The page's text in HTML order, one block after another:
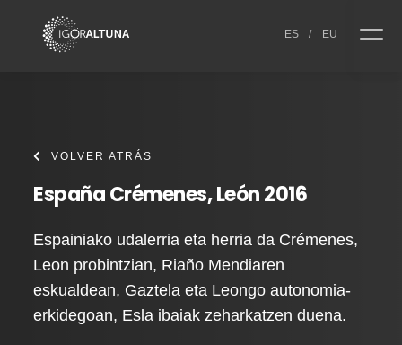
ES / EU
VOLVER ATRÁS
España Crémenes, León 2016
Espainiako udalerria eta herria da Crémenes,
Leon probintzian, Riaño Mendiaren
eskualdean, Gaztela eta Leongo autonomia-
erkidegoan, Esla ibaiak zeharkatzen duena.